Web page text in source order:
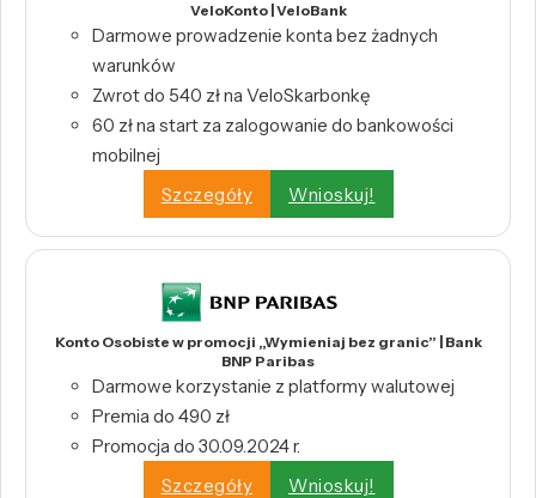
VeloKonto | VeloBank
Darmowe prowadzenie konta bez żadnych
warunków
Zwrot do 540 zł na VeloSkarbonkę
60 zł na start za zalogowanie do bankowości
mobilnej
Szczegóły
Wnioskuj!
Konto Osobiste w promocji „Wymieniaj bez granic” | Bank
BNP Paribas
Darmowe korzystanie z platformy walutowej
Premia do 490 zł
Promocja do 30.09.2024 r.
Szczegóły
Wnioskuj!